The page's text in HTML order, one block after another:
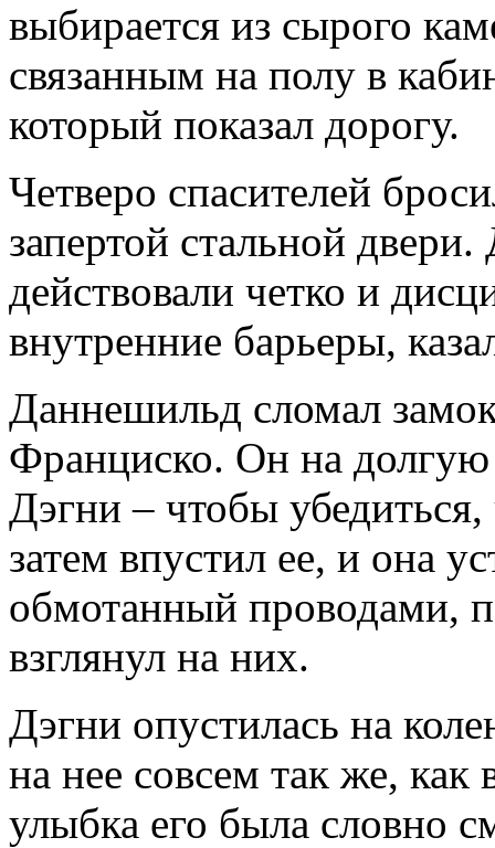
выбирается из сырого
связанным на полу в
который показал дорогу.
Четверо спасителей
запертой стальной
действовали четко и
внутренние барьеры,
Даннешильд сломал
Франциско. Он на долгую
Дэгни – чтобы
затем впустил ее, и она
обмотанный проводами,
взглянул на них.
Дэгни опустилась на
на нее совсем так же, как
улыбка его была словно